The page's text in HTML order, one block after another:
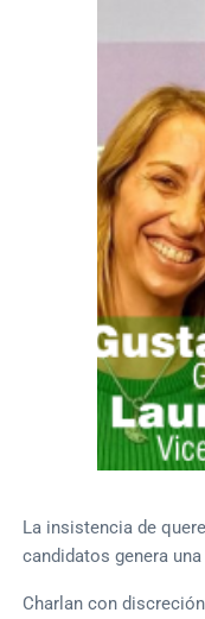
La insistencia de
candidatos genera
Charlan con